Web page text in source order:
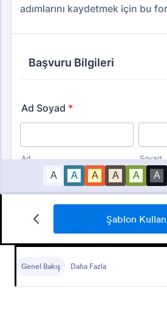
Şablon Kullan
Genel Bakış Daha Fazla
Olay Bildirim Formu
raporlanması ve belgelenmesi